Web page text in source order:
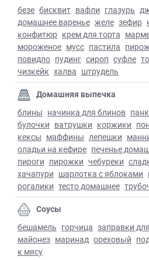
безе бисквит вафли глазурь
домашнее варенье желе зефир
конфитюр крем для торта
мороженое мусс пастила
повидло пудинг сироп суфле
чизкейк халва штрудель
Домашняя выпечка
блины начинка для блинов
булочки ватрушки коржики
кексы маффины лепешки
оладьи на кефире печенье
пироги пирожки чебуреки
хачапури шарлотка с яблоками
рогалики тесто домашнее
Соусы
бешамель горчица заправки
майонез маринад ореховый
к мясу